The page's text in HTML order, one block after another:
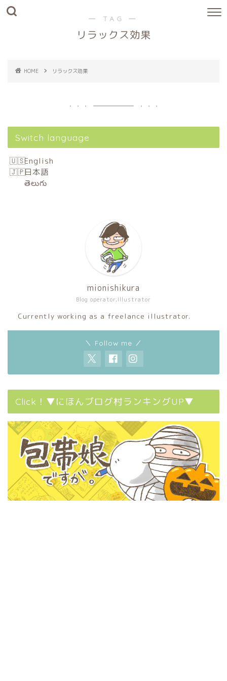
― TAG ―
リラックス効果
HOME リラックス効果
Switch language
English
日本語
తెలుగు
Blog operator,Illustrator
mionishikura
Currently working as a freelance illustrator.
＼ Follow me ／
Click！▼にほんブログ村ランキングUP▼